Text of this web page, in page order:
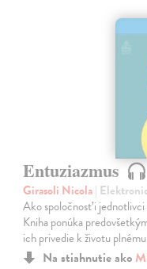
Entuziazmus
Girasoli Nicola|
Ako spoločnosť i jednotlivci
Kniha ponúka
ich privedie k životu
Na stiahnutie ako